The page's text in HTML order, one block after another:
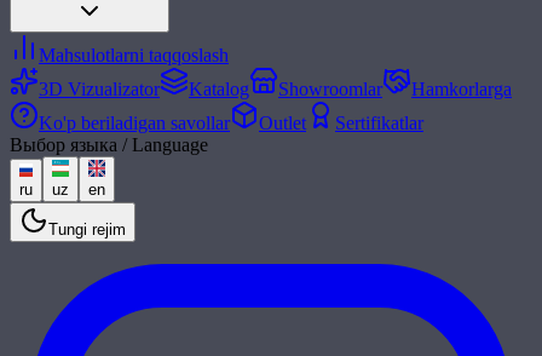
Mahsulotlarni taqqoslash
3D Vizualizator
Katalog Showroomlar
Hamkorlarga
Ko'p beriladigan savollar
Outlet
Sertifikatlar
Выбор языка / Language
ru uz en
Tungi rejim